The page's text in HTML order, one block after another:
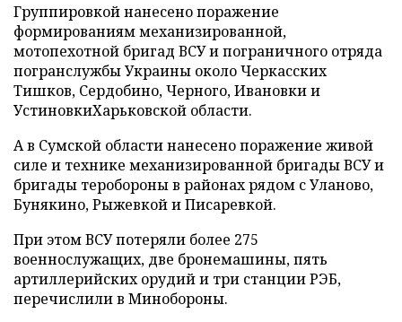
Группировкой нанесено поражение
формированиям механизированной,
мотопехотной бригад ВСУ и пограничного отряда
погранслужбы Украины около Черкасских
Тишков, Сердобино, Черного, Ивановки и
УстиновкиХарьковской области.
А в Сумской области нанесено поражение живой
силе и технике механизированной бригады ВСУ и
бригады теробороны в районах рядом с Уланово,
Бунякино, Рыжевкой и Писаревкой.
При этом ВСУ потеряли более 275
военнослужащих, две бронемашины, пять
артиллерийских орудий и три станции РЭБ,
перечислили в Минобороны.